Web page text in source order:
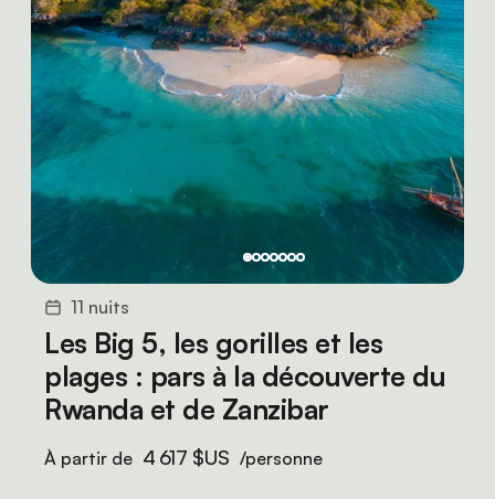
11 nuits
Les Big 5, les gorilles et les
plages : pars à la découverte du
Rwanda et de Zanzibar
À partir de 4 617 $US /personne